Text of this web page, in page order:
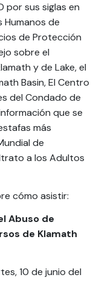
por sus siglas en
Humanos de
de Protección
sobre el
y de Lake, el
Basin, El Centro
del Condado de
que se
más
de
a los Adultos
cómo asistir:
Abuso de
de Klamath
10 de junio del